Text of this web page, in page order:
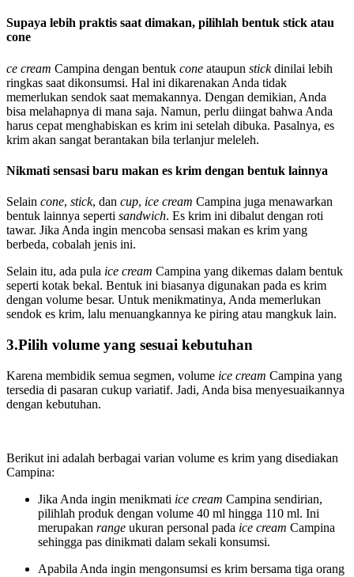
Supaya lebih praktis saat dimakan, pilihlah bentuk stick atau
cone
ce cream Campina dengan bentuk cone ataupun stickdinilai lebih
ringkas saat dikonsumsi. Hal ini dikarenakan Anda tidak
memerlukan sendok saat memakannya. Dengan demikian, Anda
bisa melahapnya di mana saja. Namun, perlu diingat bahwa Anda
harus cepat menghabiskan es krim ini setelah dibuka. Pasalnya, es
krim akan sangat berantakan bila terlanjur meleleh.
Nikmati sensasi baru makan es krim dengan bentuk lainnya
Selain cone, stick, dan cup, ice cream Campina juga menawarkan
bentuk lainnya seperti sandwich. Es krim ini dibalut dengan roti
tawar. Jika Anda ingin mencoba sensasi makan es krim yang
berbeda, cobalah jenis ini.
Selain itu, ada pula ice cream Campina yang dikemas dalam bentuk
seperti kotak bekal. Bentuk ini biasanya digunakan pada es krim
dengan volume besar. Untuk menikmatinya, Anda memerlukan
sendok es krim, lalu menuangkannya ke piring atau mangkuk lain.
3.Pilih volume yang sesuai kebutuhan
Karena membidik semua segmen, volume ice cream Campina yang
tersedia di pasaran cukup variatif. Jadi, Anda bisa menyesuaikannya
dengan kebutuhan.
Berikut ini adalah berbagai varian volume es krim yang disediakan
Campina:
Jika Anda ingin menikmati ice cream Campina sendirian,
pilihlah produk dengan volume 40 ml hingga 110 ml. Ini
merupakan range ukuran personal pada ice cream Campina
sehingga pas dinikmati dalam sekali konsumsi.
Apabila Anda ingin mengonsumsi es krim bersama tiga orang